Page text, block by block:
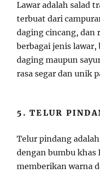
Lawar adalah salad
terbuat dari
daging cincang, dan
berbagai jenis lawar,
daging maupun
rasa segar dan unik
5. TELUR
Telur pindang
dengan bumbu khas
memberikan warna